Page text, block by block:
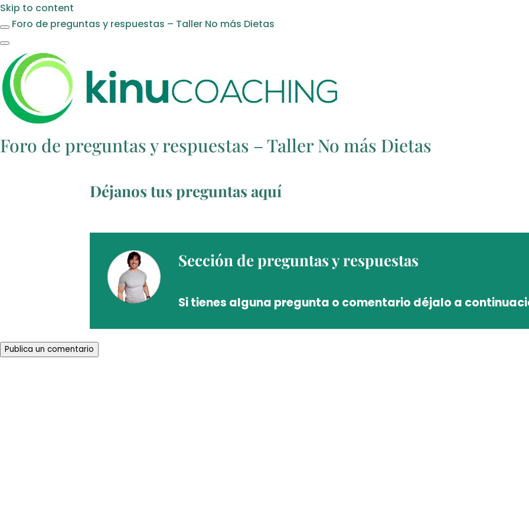
Skip to content
Foro de preguntas y respuestas – Taller No más Dietas
Foro de preguntas y respuestas – Taller No más Dietas
Déjanos tus preguntas aquí
Sección de preguntas y respuestas
Si tienes alguna pregunta o comentario déjalo a
Publica un comentario